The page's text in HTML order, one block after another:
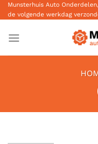
Ga
naar
Munsterhuis Auto
de volgende werkdag